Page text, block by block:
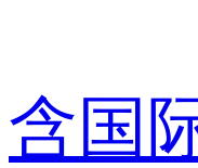
含国